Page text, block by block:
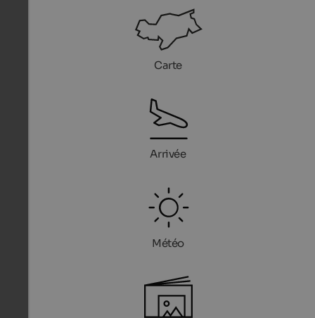
Carte
Arrivée
Météo